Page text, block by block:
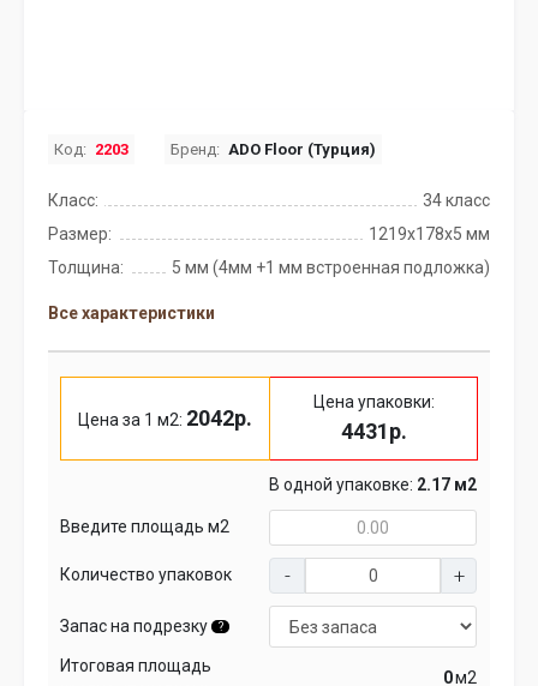
Код: 2203 Бренд: ADO Floor (Турция)
Класс:
34 класс
Размер:
1219x178x5 мм
Толщина:
5 мм (4мм +1 мм встроенная подложка)
Все характеристики
Цена за 1 м2: 2042р.
Цена упаковки:
4431р.
В одной упаковке: 2.17 м2
Введите площадь м2
Количество упаковок
Запас на подрезку ?
Итоговая площадь
м2